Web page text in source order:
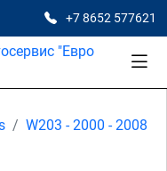
+7 8652 577621
W203 - 2000 - 2008